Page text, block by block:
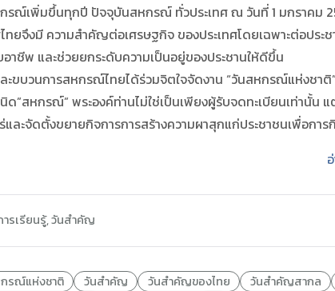
รณ์เพิ่มขึ้นทุกปี ปัจจุบันสหกรณ์ ทั่วประเทศ ณ วันที่ 1 มกราคม
ไทยจึงมี ความสำคัญต่อเศรษฐกิจ ของประเทศโดยเฉพาะต่อป
อาชีพ และช่วยยกระดับความเป็นอยู่ของประชานให้ดีขึ้น
ขบวนการสหกรณ์ไทยได้ร่วมจิตใจจัดงาน “วันสหกรณ์แห่งชา
นิด”สหกรณ์” พระองค์ท่านไม่ใช่เป็นเพียงผู้รับจดทะเบียนเท่านั้
และจัดตั้งขยายกิจการการสร้างความผาสุกแก่ประชาชนเพื่อก
รเรียนรู้,วันสำคัญ
รณ์แห่งชาติ วันสำคัญ วันสำคัญของไทย วันสำคัญสากล